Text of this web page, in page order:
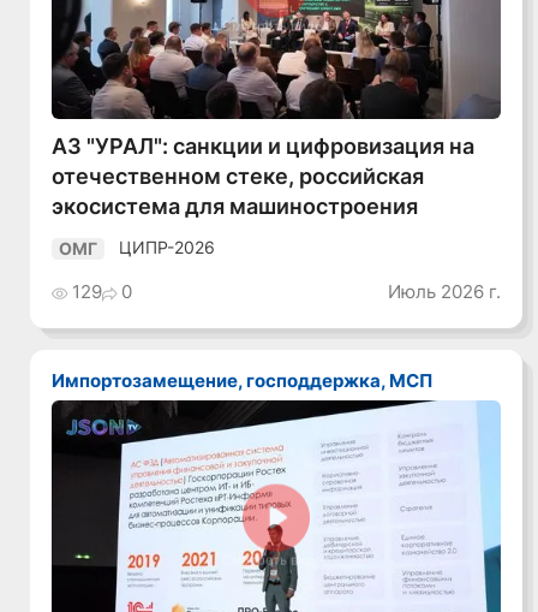
Смотреть видео
АЗ "УРАЛ": санкции и цифровизация на
отечественном стеке, российская
экосистема для машиностроения
ОМГ ЦИПР-2026
129 0 Июль 2026 г.
Импортозамещение, господдержка, МСП
Смотреть видео